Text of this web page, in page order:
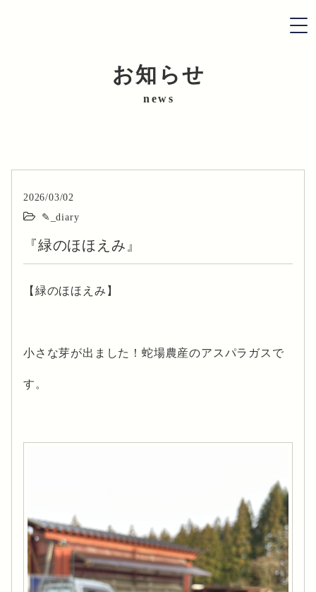
お知らせ
作物紹介
お問い合わせ
お知らせ
news
2026/03/02
✎_diary
『緑のほほえみ』
【緑のほほえみ】
小さな芽が出ました！蛇場農産のアスパラガスで
す。